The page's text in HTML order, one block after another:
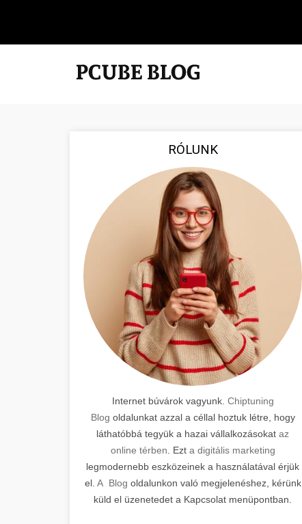
RÓLUNK
Internet búvárok vagyunk. Chiptuning
Blog oldalunkat azzal a céllal hoztuk létre, hogy
láthatóbbá tegyük a hazai vállalkozásokat az
online térben . Ezt a digitális marketing
legmodernebb eszközeinek a használatával érjük
el. A Blog oldalunkon való megjelenéshez, kérünk
küld el üzenetedet a Kapcsolat menüpontban.